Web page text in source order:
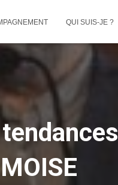
QUI SUIS-JE ?